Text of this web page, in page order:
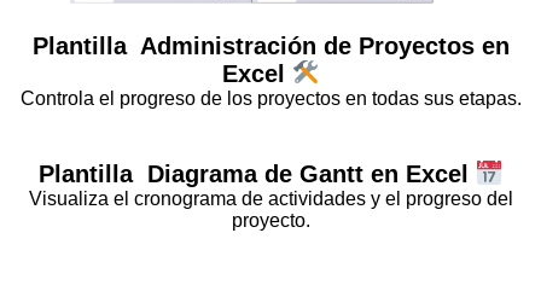
Plantilla Administración de Proyectos en
Excel
Controla el progreso de los proyectos en todas sus etapas.
Plantilla Diagrama de Gantt en Excel
Visualiza el cronograma de actividades y el progreso del
proyecto.